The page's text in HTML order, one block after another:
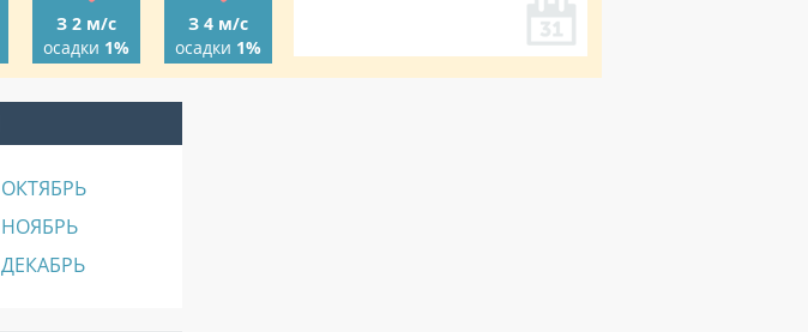
З 2 м/с
осадки 1%
З 4 м/с
осадки 1%
ОКТЯБРЬ
НОЯБРЬ
ДЕКАБРЬ